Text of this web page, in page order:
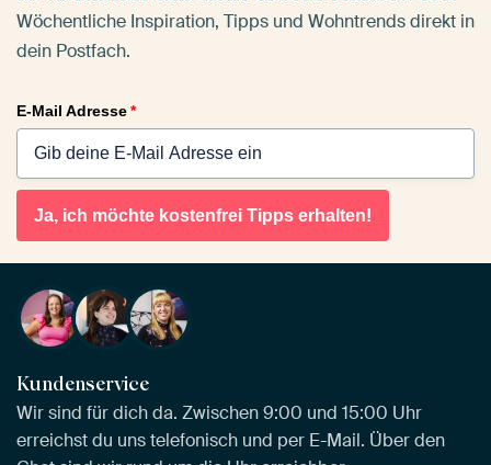
Wöchentliche Inspiration, Tipps und Wohntrends direkt in
dein Postfach.
E-Mail Adresse*
Ja, ich möchte kostenfrei Tipps erhalten!
Kundenservice
Wir sind für dich da. Zwischen 9:00 und 15:00 Uhr
erreichst du uns telefonisch und per E-Mail. Über den